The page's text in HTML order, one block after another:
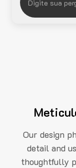
Our design
detail and
thoughtfully